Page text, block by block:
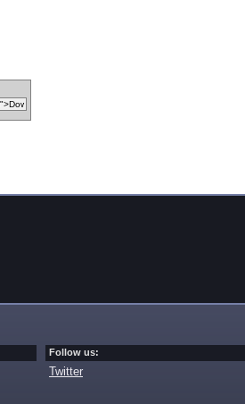
Follow us:
Twitter